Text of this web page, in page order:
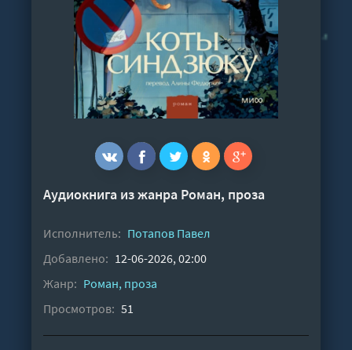
Аудиокнига из жанра Роман, проза
Исполнитель: Потапов Павел
Добавлено: 12-06-2026, 02:00
Жанр: Роман, проза
Просмотров: 51